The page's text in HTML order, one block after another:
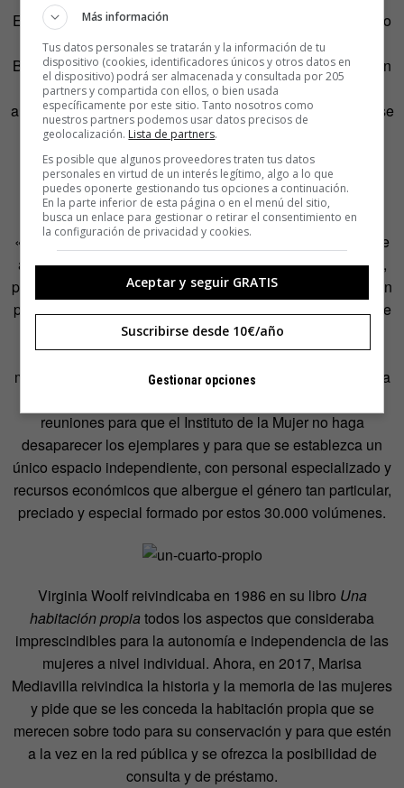
El enorme trabajo de Mediavilla tiene a otras mujeres como
precedente: Francesca Bonnemaison creó la primera
Biblioteca de Mujeres de Europa y lo hizo en Barcelona, en
el año 1909. Pero cuando Franco tomó el mando, esta y
algunas otras desaparecieron por completo para convertirse
en instituciones falangistas. Así, si por alguna razón otra
Guerra Civil sacudía España, Mediavilla tendría esos
ejemplares para salvarlos del destino que sufrieron los
anteriores.
«Para saber qué hicieron, quiénes fueron ellas» y cómo se
abrieron o se abrían paso en un mundo lleno de hombres,
por estos motivos responde Mediavilla cuando le preguntan
por qué una biblioteca. Porque no se puede permitir que se
vuelva a silenciar, a guardar y a fragmentar la herencia
literaria femenina; por ello Marisa Mediavilla y cientos de
mujeres que apoyan la necesidad de un cuarto propio para
reuniones para que el Instituto de la Mujer no haga
desaparecer los ejemplares y para que se establezca un
único espacio independiente, con personal especializado y
recursos económicos que albergue el género tan particular,
preciado y especial formado por estos 30.000 volúmenes.
Virginia Woolf reivindicaba en 1986 en su libro Una
habitación propia todos los aspectos que consideraba
imprescindibles para la autonomía e independencia de las
mujeres a nivel individual. Ahora, en 2017, Marisa
Mediavilla reivindica la historia y la memoria de las mujeres
y pide que se les conceda la habitación propia que se
merecen sobre todo para su conservación y para que estén
a la vez en la red pública y se ofrezca la posibilidad de
consulta y de préstamo.
Más información
Tus datos personales se tratarán y la información de tu
dispositivo (cookies, identificadores únicos y otros datos en
el dispositivo) podrá ser almacenada y consultada por 205
partners y compartida con ellos, o bien usada
específicamente por este sitio. Tanto nosotros como
nuestros partners podemos usar datos precisos de
geolocalización. Lista de partners.
Es posible que algunos proveedores traten tus datos
personales en virtud de un interés legítimo, algo a lo que
puedes oponerte gestionando tus opciones a continuación.
En la parte inferior de esta página o en el menú del sitio,
busca un enlace para gestionar o retirar el consentimiento en
la configuración de privacidad y cookies.
Aceptar y seguir GRATIS
Suscribirse desde 10€/año
Gestionar opciones